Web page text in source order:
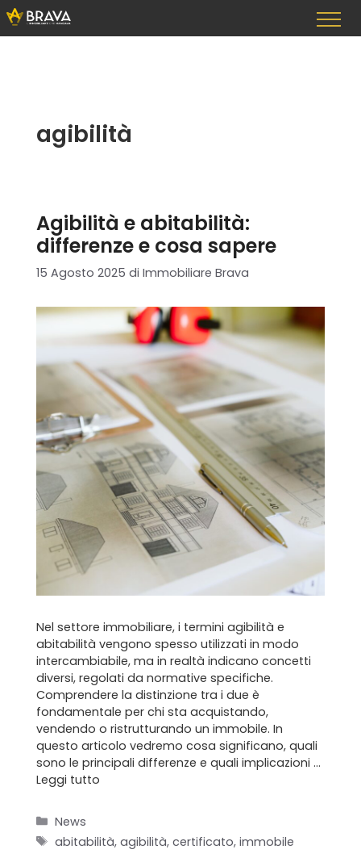
Chi siamo
Vai
al
contenuto
agibilità
Agibilità e abitabilità:
differenze e cosa sapere
15 Agosto 2025 di Immobiliare Brava
Nel settore immobiliare, i termini agibilità e
abitabilità vengono spesso utilizzati in modo
intercambiabile, ma in realtà indicano concetti
diversi, regolati da normative specifiche.
Comprendere la distinzione tra i due è
fondamentale per chi sta acquistando,
vendendo o ristrutturando un immobile. In
questo articolo vedremo cosa significano, quali
sono le principali differenze e quali implicazioni …
Leggi tutto
Categorie
News
Tag
abitabilità,agibilità,certificato,immobile